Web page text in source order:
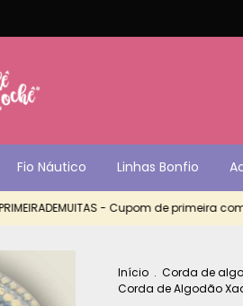
Fio Náutico Linhas Bonfio
- Cupom de primeira
Início . Corda de
Corda de Algodão